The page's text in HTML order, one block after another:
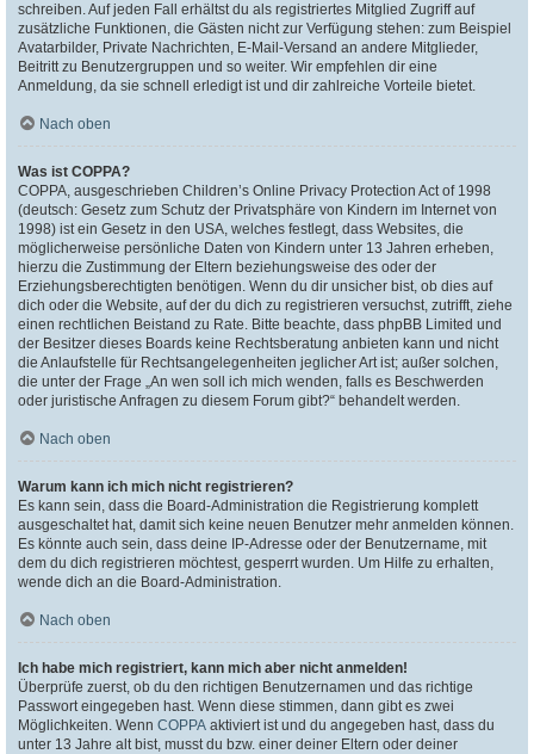
schreiben. Auf jeden Fall erhältst du als registriertes Mitglied Zugriff auf
zusätzliche Funktionen, die Gästen nicht zur Verfügung stehen: zum Beispiel
Avatarbilder, Private Nachrichten, E-Mail-Versand an andere Mitglieder,
Beitritt zu Benutzergruppen und so weiter. Wir empfehlen dir eine
Anmeldung, da sie schnell erledigt ist und dir zahlreiche Vorteile bietet.
Nach oben
Was ist COPPA?
COPPA, ausgeschrieben Children’s Online Privacy Protection Act of 1998
(deutsch: Gesetz zum Schutz der Privatsphäre von Kindern im Internet von
1998) ist ein Gesetz in den USA, welches festlegt, dass Websites, die
möglicherweise persönliche Daten von Kindern unter 13 Jahren erheben,
hierzu die Zustimmung der Eltern beziehungsweise des oder der
Erziehungsberechtigten benötigen. Wenn du dir unsicher bist, ob dies auf
dich oder die Website, auf der du dich zu registrieren versuchst, zutrifft, ziehe
einen rechtlichen Beistand zu Rate. Bitte beachte, dass phpBB Limited und
der Besitzer dieses Boards keine Rechtsberatung anbieten kann und nicht
die Anlaufstelle für Rechtsangelegenheiten jeglicher Art ist; außer solchen,
die unter der Frage „An wen soll ich mich wenden, falls es Beschwerden
oder juristische Anfragen zu diesem Forum gibt?“ behandelt werden.
Nach oben
Warum kann ich mich nicht registrieren?
Es kann sein, dass die Board-Administration die Registrierung komplett
ausgeschaltet hat, damit sich keine neuen Benutzer mehr anmelden können.
Es könnte auch sein, dass deine IP-Adresse oder der Benutzername, mit
dem du dich registrieren möchtest, gesperrt wurden. Um Hilfe zu erhalten,
wende dich an die Board-Administration.
Nach oben
Ich habe mich registriert, kann mich aber nicht anmelden!
Überprüfe zuerst, ob du den richtigen Benutzernamen und das richtige
Passwort eingegeben hast. Wenn diese stimmen, dann gibt es zwei
Möglichkeiten. Wenn COPPA aktiviert ist und du angegeben hast, dass du
unter 13 Jahre alt bist, musst du bzw. einer deiner Eltern oder deiner